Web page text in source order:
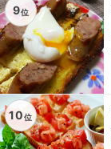
9位
10位